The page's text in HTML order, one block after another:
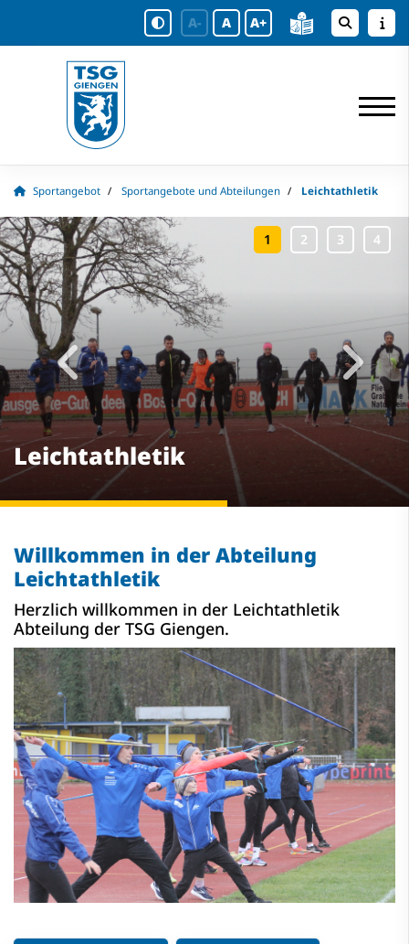
A- A A+
Sportangebot Sportangebote und Abteilungen Leichtathletik
Leichtathletik
Willkommen in der Abteilung
Leichtathletik
Herzlich willkommen in der Leichtathletik
Abteilung der TSG Giengen.